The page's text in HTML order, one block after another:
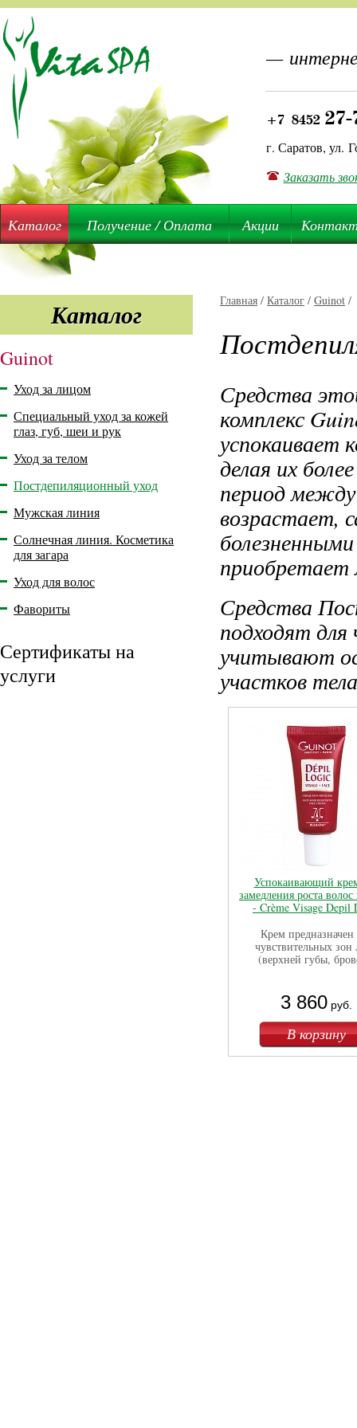
—
+7 845227-
г. Саратов, ул.
Заказать
Каталог Получение / Оплата Акции
Каталог
Guinot
Уход за лицом
Специальный уход за кожей
глаз, губ, шеи и рук
Уход за телом
Постдепиляционный уход
Мужская линия
Солнечная линия. Косметика
для загара
Уход для волос
Фавориты
Сертификаты на
услуги
Главная / Каталог / Guinot /
Средства
комплекс
успокаивает
делая их
период
возрастает,
Средства
подходят
учитывают
участков
Успокаивающий
замедления роста
- Crème Visage Depil
Крем предназначен
чувствительных зон
(верхней губы,
3 860 руб.